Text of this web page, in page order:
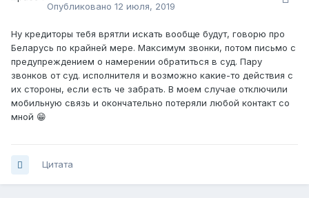
Опубликовано 12 июля, 2019
Ну кредиторы тебя врятли искать вообще будут, говорю про
Беларусь по крайней мере. Максимум звонки, потом письмо с
предупреждением о намерении обратиться в суд. Пару
звонков от суд. исполнителя и возможно какие-то действия с
их стороны, если есть че забрать. В моем случае отключили
мобильную связь и окончательно потеряли любой контакт со
мной 😁
Цитата